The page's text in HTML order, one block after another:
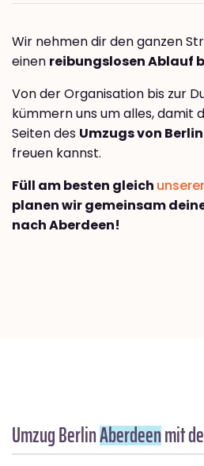
Wir nehmen dir den ganzen
einen reibungslosen Ablauf
Von der Organisation bis zur
kümmern uns um alles, damit
Seiten des Umzugs von
freuen kannst.
Füll am besten gleich
planen wir gemeinsam
nach Aberdeen!
Umzug BerlinAberdeenmit